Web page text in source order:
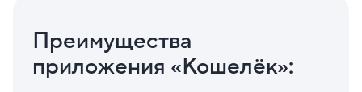
Преимущества
приложения «Кошелёк»: